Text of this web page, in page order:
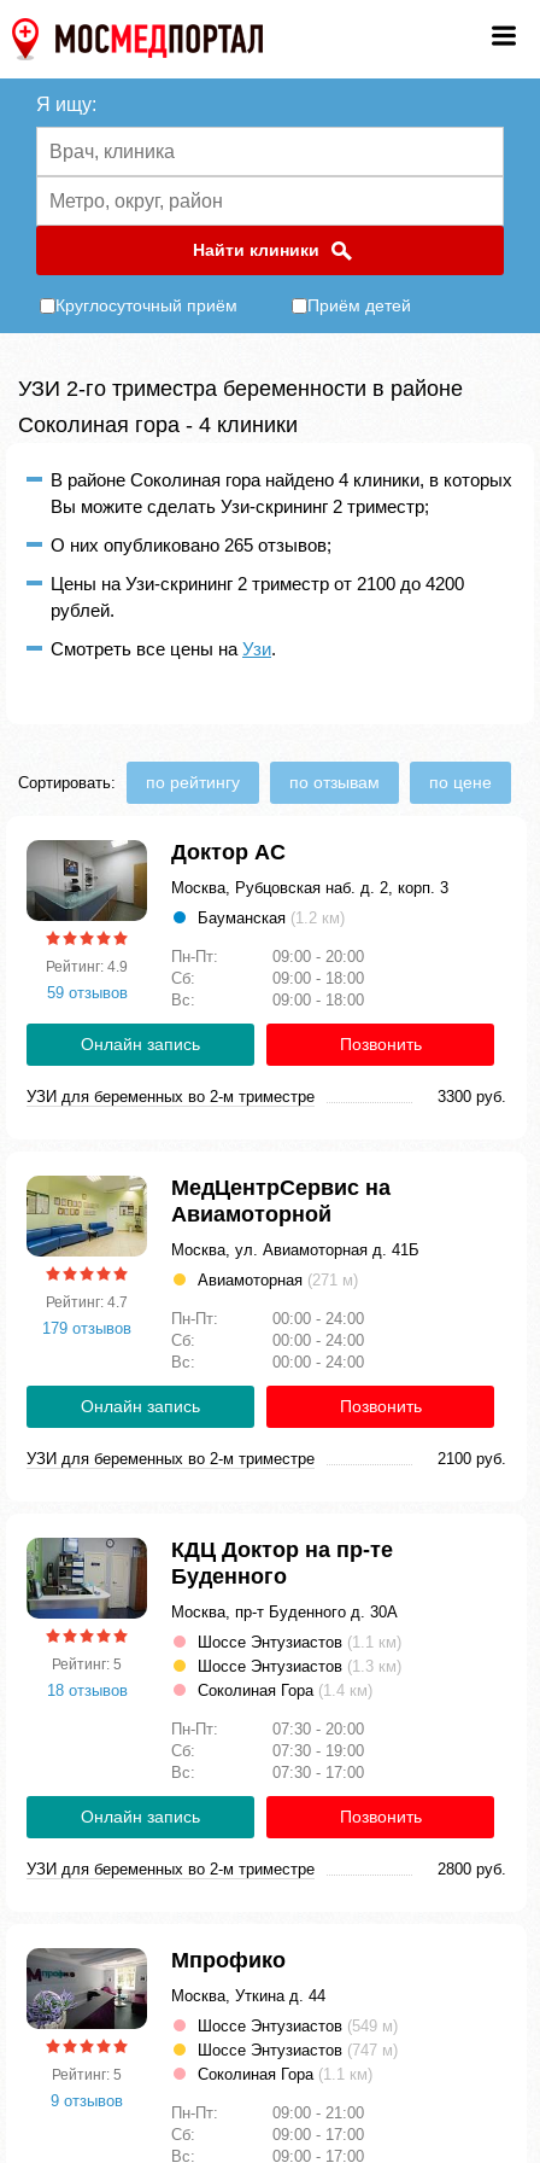
Я ищу:
Найти клиники
Круглосуточный приём Приём детей
УЗИ 2-го триместра беременности в районе
Соколиная гора - 4 клиники
В районе Соколиная гора найдено 4 клиники, в которых
Вы можите сделать Узи-скрининг 2 триместр;
О них опубликовано 265 отзывов;
Цены на Узи-скрининг 2 триместр от 2100 до 4200
рублей.
Смотреть все цены на Узи.
Сортировать: по рейтингу по отзывам по цене
Рейтинг: 4.9
59 отзывов
Доктор АС
Москва, Рубцовская наб. д. 2, корп. 3
Бауманская (1.2 км)
Пн-Пт:
09:00 - 20:00
Сб:
09:00 - 18:00
Вс:
09:00 - 18:00
Онлайн запись Позвонить
УЗИ для беременных во 2-м триместре 3300 руб.
Рейтинг: 4.7
179 отзывов
МедЦентрСервис на
Авиамоторной
Москва, ул. Авиамоторная д. 41Б
Авиамоторная (271 м)
Пн-Пт:
00:00 - 24:00
Сб:
00:00 - 24:00
Вс:
00:00 - 24:00
Онлайн запись Позвонить
УЗИ для беременных во 2-м триместре 2100 руб.
Рейтинг: 5
18 отзывов
КДЦ Доктор на пр-те
Буденного
Москва, пр-т Буденного д. 30А
Шоссе Энтузиастов (1.1 км)
Шоссе Энтузиастов (1.3 км)
Соколиная Гора (1.4 км)
Пн-Пт:
07:30 - 20:00
Сб:
07:30 - 19:00
Вс:
07:30 - 17:00
Онлайн запись Позвонить
УЗИ для беременных во 2-м триместре 2800 руб.
Рейтинг: 5
9 отзывов
Мпрофико
Москва, Уткина д. 44
Шоссе Энтузиастов (549 м)
Шоссе Энтузиастов (747 м)
Соколиная Гора (1.1 км)
Пн-Пт:
09:00 - 21:00
Сб:
09:00 - 17:00
Вс:
09:00 - 17:00